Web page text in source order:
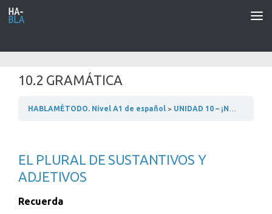
Saltar al contenido
10.2 GRAMÁTICA
HABLAMÉTODO. Nivel A1 de español UNIDAD 10 – ¡NO TENEMOS ASISTENTA!
EL PLURAL DE SUSTANTIVOS Y
ADJETIVOS
Recuerda